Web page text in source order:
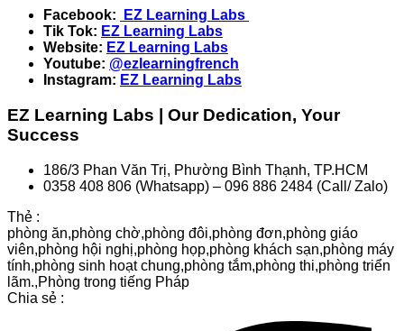
Facebook:
EZ Learning Labs
Tik Tok: EZ Learning Labs
Website: EZ Learning Labs
Youtube: @ezlearningfrench
Instagram: EZ Learning Labs
EZ Learning Labs | Our Dedication, Your
Success
186/3 Phan Văn Trị, Phường Bình Thạnh, TP.HCM
0358 408 806 (Whatsapp) – 096 886 2484 (Call/ Zalo)
Thẻ :
phòng ăn,phòng chờ,phòng đôi,phòng đơn,phòng giáo
viên,phòng hội nghị,phòng họp,phòng khách sạn,phòng máy
tính,phòng sinh hoạt chung,phòng tắm,phòng thi,phòng triển
lãm.,Phòng trong tiếng Pháp
Chia sẻ :